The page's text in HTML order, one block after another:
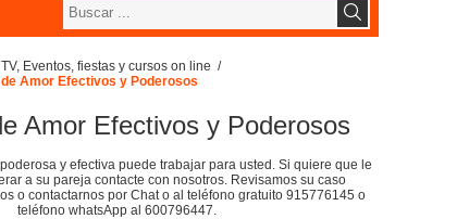
Eventos, fiestas y cursos on line /
Amor Efectivos y Poderosos
Amor Efectivos y Poderosos
y efectiva puede trabajar para usted. Si quiere que le
a su pareja contacte con nosotros. Revisamos su caso
o contactarnos por Chat o al teléfono gratuito 915776145 o
teléfono whatsApp al 600796447.